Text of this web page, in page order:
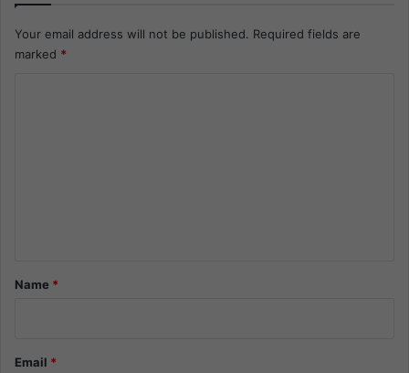
Your email address will not be published. Required fields are
marked *
*Name *
Email *